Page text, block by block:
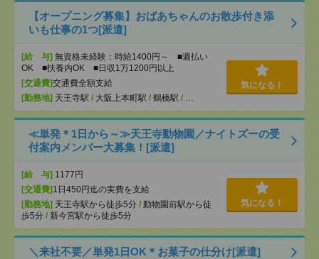
【オープニング募集】おばあちゃんのお散歩付き添
いも仕事の1つ[派遣]
[給 与] 無資格未経験：時給1400円～ ■週払い
OK ■扶養内OK ■日収1万1200円以上
[交通費]交通費全額支給
[勤務地] 天王寺駅 / 大阪上本町駅 / 鶴橋駅 / …
気になる！
≪単発＊1日から～≫天王寺動物園／ナイトズーの受
付案内メンバー大募集！[派遣]
[給 与] 1177円
[交通費] 1日450円迄の実費を支給
[勤務地] 天王寺駅から徒歩5分 / 動物園前駅から徒
歩5分 / 新今宮駅から徒歩5分
気になる！
＼来社不要／単発1日OK＊お菓子の仕分け[派遣]